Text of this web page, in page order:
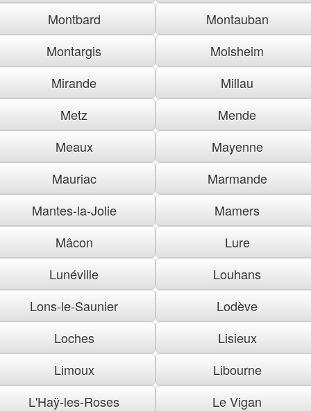
Montbard
Montauban
Montargis
Molsheim
Mirande
Millau
Metz
Mende
Meaux
Mayenne
Mauriac
Marmande
Mantes-la-Jolie
Mamers
Mâcon
Lure
Lunéville
Louhans
Lons-le-Saunier
Lodève
Loches
Lisieux
Limoux
Libourne
L'Haÿ-les-Roses
Le Vigan